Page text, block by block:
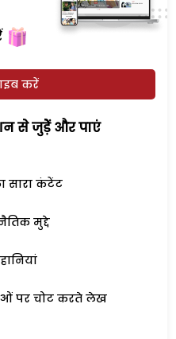
करें
से जुड़ेें और पाएं
सारा कंटेंट
मुद्दे
पर चोट करते लेख